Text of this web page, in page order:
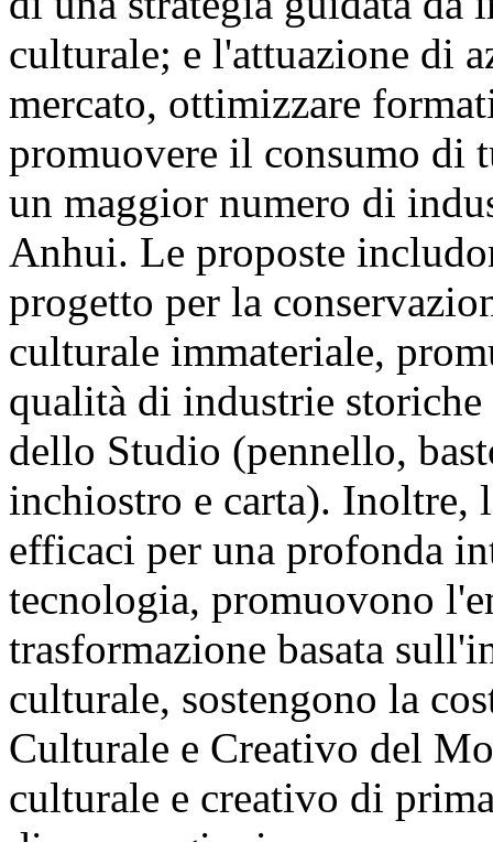
culturale; e l'attuazione di
mercato, ottimizzare
promuovere il consumo di
un maggior numero di
Anhui. Le proposte
progetto per la
culturale immateriale,
qualità di industrie
dello Studio (pennello,
inchiostro e carta). Inoltre,
efficaci per una profonda
tecnologia, promuovono
trasformazione basata
culturale, sostengono la
Culturale e Creativo del
culturale e creativo di